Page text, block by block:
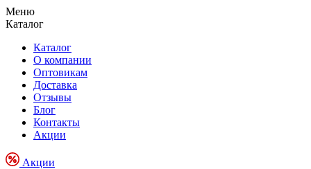
Меню
Каталог
Каталог
О компании
Оптовикам
Доставка
Отзывы
Блог
Контакты
Акции
Акции